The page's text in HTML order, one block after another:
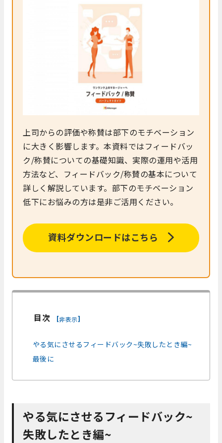
上司からの評価や称賛は部下のモチベーション
に大きく影響します。本資料ではフィードバッ
ク/称賛についての基礎知識、実際の運用や活用
方法など、フィードバック/称賛の基本について
詳しく解説しています。部下のモチベーション
低下にお悩みの方は是非ご活用ください。
資料ダウンロードはこちら
目次 [非表示]
やる気にさせるフィードバック~失敗したとき編~
最後に
やる気にさせるフィードバック~
失敗したとき編~